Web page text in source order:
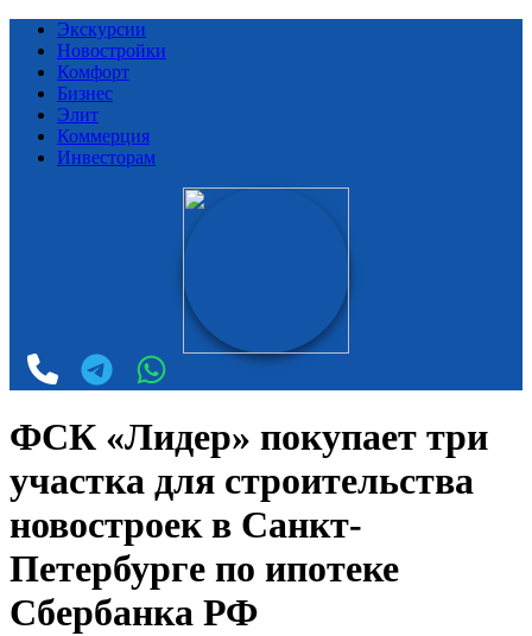
Экскурсии
Новостройки
Комфорт
Бизнес
Элит
Коммерция
Инвесторам
ФСК «Лидер» покупает три
участка для строительства
новостроек в Санкт-
Петербурге по ипотеке
Сбербанка РФ